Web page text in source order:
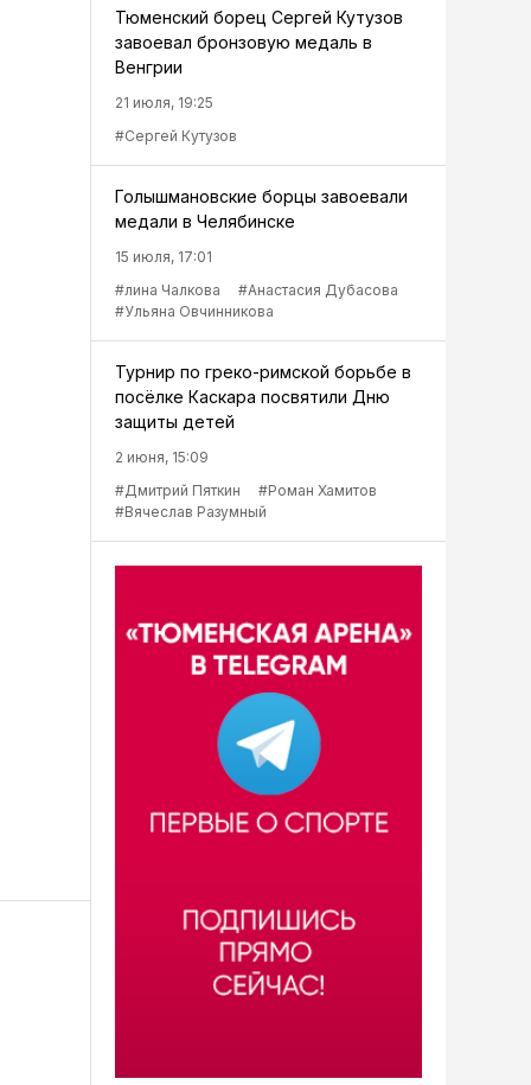
Тюменский борец Сергей Кутузов
завоевал бронзовую медаль в
Венгрии
21 июля, 19:25
#Сергей Кутузов
Голышмановские борцы завоевали
медали в Челябинске
15 июля, 17:01
#лина Чалкова
#Анастасия Дубасова
#Ульяна Овчинникова
Турнир по греко-римской борьбе в
посёлке Каскара посвятили Дню
защиты детей
2 июня, 15:09
#Дмитрий Пяткин
#Роман Хамитов
#Вячеслав Разумный